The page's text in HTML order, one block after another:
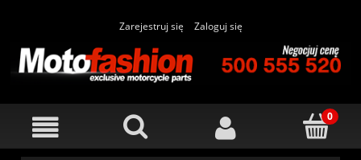
Zarejestruj się Zaloguj się